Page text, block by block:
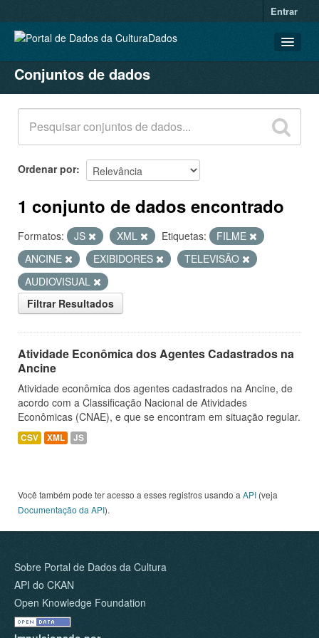
Entrar
CONJUNTOS DE DADOS
ORGANIZAÇÕES
GRUPOS
SOBRE
Conjuntos de dados
Ordenar por
1 conjunto de dados encontrado
Formatos: JS XML Etiquetas:
FILME
ANCINE
EXIBIDORES
TELEVISÃO
AUDIOVISUAL
Filtrar Resultados
Atividade Econômica dos Agentes Cadastrados na
Ancine
Atividade econômica dos agentes cadastrados na Ancine, de
acordo com a Classificação Nacional de Atividades
Econômicas (CNAE), e que se encontram em situação regular.
CSV XML JS
Você também pode ter acesso a esses registros usando a API (veja
Documentação da API).
Sobre Portal de Dados da Cultura
API do CKAN
Open Knowledge Foundation